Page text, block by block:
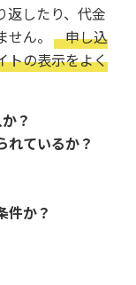
返したり、代金
ん。
申し込
トの表示をよく
？
ているか？
件か？